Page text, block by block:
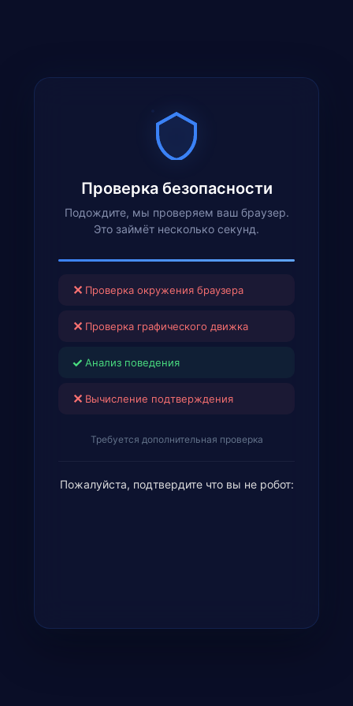
Проверка безопасности
Подождите, мы проверяем ваш браузер.
Это займёт несколько секунд.
✕ Проверка окружения браузера
✕ Проверка графического движка
✓ Анализ поведения
✕ Вычисление подтверждения
Требуется дополнительная проверка
Пожалуйста, подтвердите что вы не робот: